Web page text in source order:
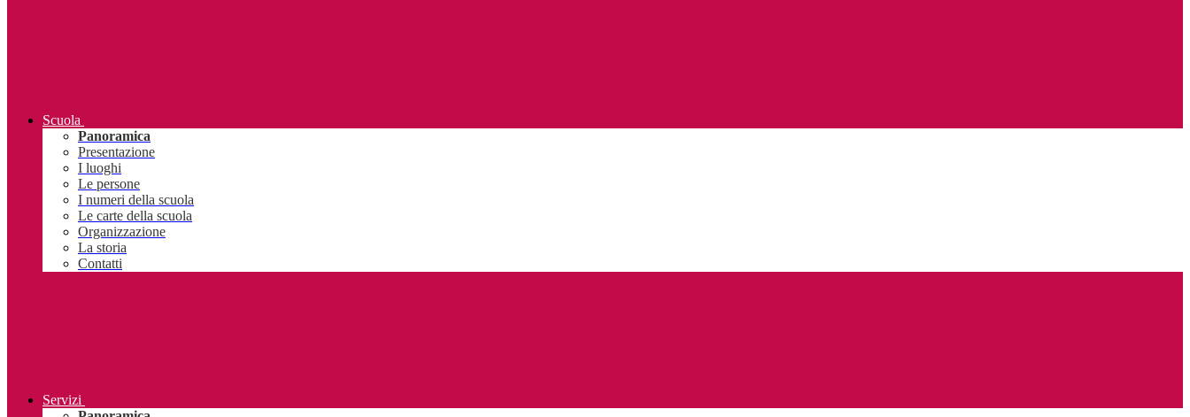
Scuola
Panoramica
Presentazione
I luoghi
Le persone
I numeri della scuola
Le carte della scuola
Organizzazione
La storia
Contatti
Servizi